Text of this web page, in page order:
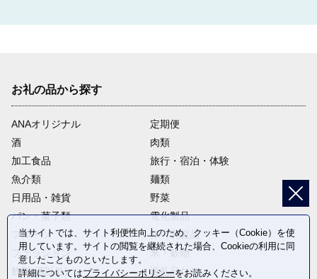
お礼の品から探す
ANAオリジナル
定期便
酒
肉類
加工食品
旅行・宿泊・体験
魚介類
麺類
日用品・雑貨
野菜
パン・菓子類
電化製品
フルーツ
卵・乳製品
ファッション
米・穀物
飲料(酒以外)
返礼品なし
当サイトでは、サイト利便性向上のため、クッキー（Cookie）を使
用しています。サイトの閲覧を継続された場合、Cookieの利用に同
意したことものといたします。
詳細についてはプライバシーポリシーをお読みください。